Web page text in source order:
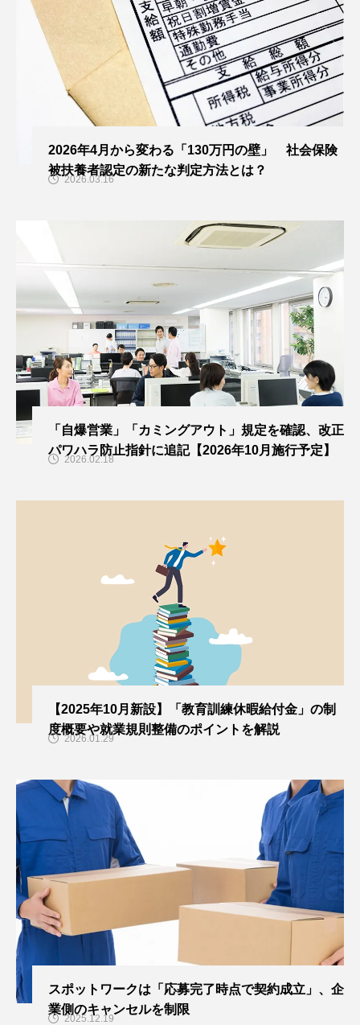
2026年4月から変わる「130万円の壁」 社会保険
被扶養者認定の新たな判定方法とは？
2026.03.16
「自爆営業」「カミングアウト」規定を確認、改正
パワハラ防止指針に追記【2026年10月施行予定】
2026.02.18
【2025年10月新設】「教育訓練休暇給付金」の制
度概要や就業規則整備のポイントを解説
2026.01.29
スポットワークは「応募完了時点で契約成立」、企
業側のキャンセルを制限
2025.12.19